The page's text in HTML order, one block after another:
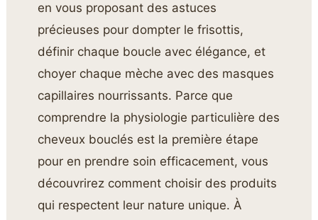
en vous proposant des astuces
précieuses pour dompter le frisottis,
définir chaque boucle avec élégance, et
choyer chaque mèche avec des masques
capillaires nourrissants. Parce que
comprendre la physiologie particulière des
cheveux bouclés est la première étape
pour en prendre soin efficacement, vous
découvrirez comment choisir des produits
qui respectent leur nature unique. À